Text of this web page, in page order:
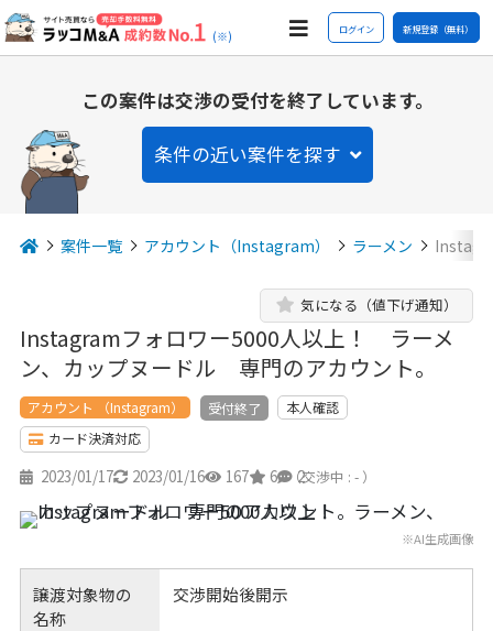
(※) ログイン 新規登録（無料）
この案件は交渉の受付を終了しています。
条件の近い案件を探す
案件一覧 アカウント（Instagram） ラーメン
Instagramフォロワー5000人以上！ ラーメ
ン、カップヌードル 専門のアカウント。
気になる（値下げ通知）
アカウント （Instagram） 受付終了
本人確認
カード決済対応
2023/01/17 2023/01/16 167 6 2
（交渉中 : - ）
※AI生成画像
譲渡対象物の
名称
交渉開始後開示